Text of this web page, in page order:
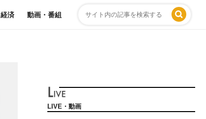
経済 動画・番組
LIVE・動画